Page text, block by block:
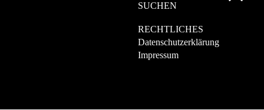
SUCHEN
RECHTLICHES
Datenschutzerklärung
Impressum